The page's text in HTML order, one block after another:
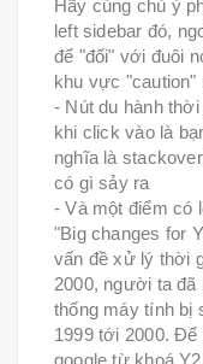
Hãy cùng chú ý
left sidebar đó,
để "đối" với đuôi
khu vực "caution"
- Nút du hành
khi click vào là
nghĩa là
có gì sảy ra
- Và một điểm có
"Big changes for
vấn đề xử lý thời
2000, người ta
thống máy tính bị
1999 tới 2000. Để